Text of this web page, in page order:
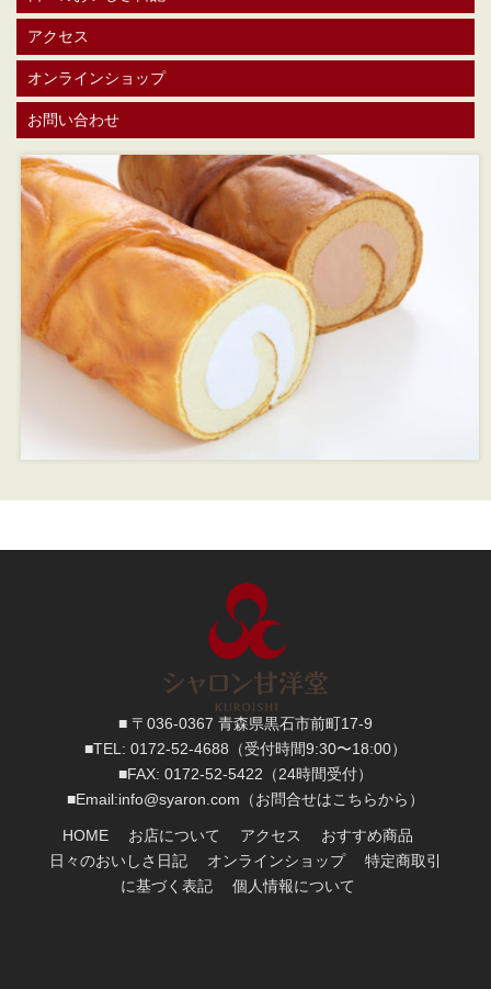
アクセス
オンラインショップ
お問い合わせ
■ 〒036-0367 青森県黒石市前町17-9
■TEL: 0172-52-4688 （受付時間9:30〜18:00）
■FAX: 0172-52-5422 （24時間受付）
■Email:info@syaron.com （お問合せはこちらから）
HOME お店について アクセス
おすすめ商品
日々のおいしさ日記
オンラインショップ
特定商取引
に基づく表記
個人情報について